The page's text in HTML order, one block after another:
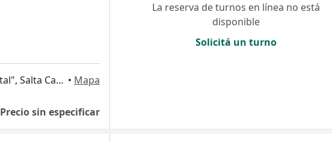
Pueyrredon 98, "Salta capital", Salta Capital • Mapa
Precio sin especificar
La reserva de turnos en línea no está
disponible
Solicitá un turno